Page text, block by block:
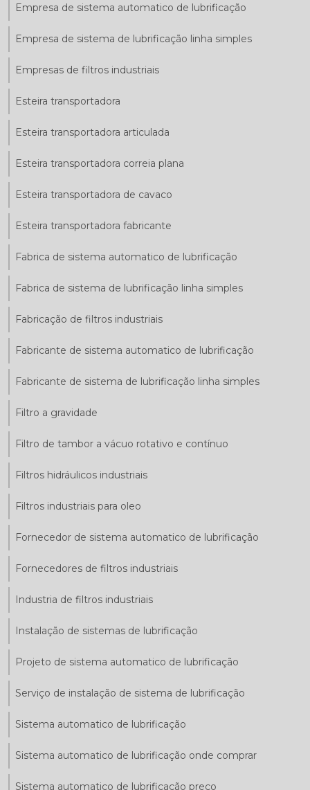
Empresa de sistema automatico de lubrificação
Empresa de sistema de lubrificação linha simples
Empresas de filtros industriais
Esteira transportadora
Esteira transportadora articulada
Esteira transportadora correia plana
Esteira transportadora de cavaco
Esteira transportadora fabricante
Fabrica de sistema automatico de lubrificação
Fabrica de sistema de lubrificação linha simples
Fabricação de filtros industriais
Fabricante de sistema automatico de lubrificação
Fabricante de sistema de lubrificação linha simples
Filtro a gravidade
Filtro de tambor a vácuo rotativo e contínuo
Filtros hidráulicos industriais
Filtros industriais para oleo
Fornecedor de sistema automatico de lubrificação
Fornecedores de filtros industriais
Industria de filtros industriais
Instalação de sistemas de lubrificação
Projeto de sistema automatico de lubrificação
Serviço de instalação de sistema de lubrificação
Sistema automatico de lubrificação
Sistema automatico de lubrificação onde comprar
Sistema automatico de lubrificação preço